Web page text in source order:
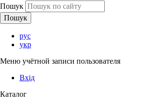
Пошук
рус
укр
Меню учётной записи пользователя
Вхід
Каталог